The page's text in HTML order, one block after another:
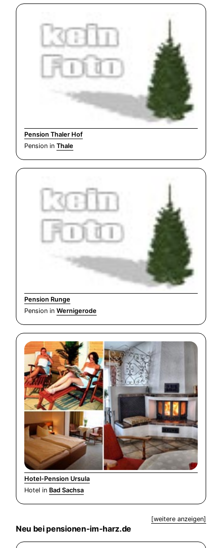
Pension Thaler Hof
Pension in Thale
Pension Runge
Pension in Wernigerode
Hotel-Pension Ursula
Hotel in Bad Sachsa
[weitere anzeigen]
Neu bei pensionen-im-harz.de